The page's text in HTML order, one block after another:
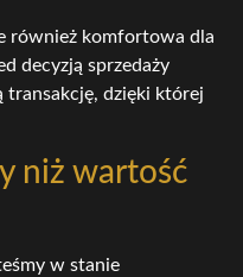
również komfortowa dla
decyzją sprzedaży
transakcję, dzięki której
niż wartość
w stanie